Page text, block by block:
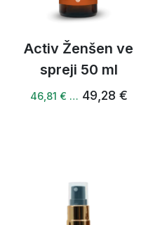
Activ Ženšen ve
spreji 50 ml
46,81 € … 49,28 €